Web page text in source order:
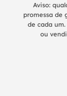
Aviso:
promessa de
de cada
ou